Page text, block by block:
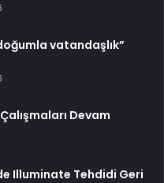
vatandaşlık”
Devam
Illuminate Tehdidi Geri